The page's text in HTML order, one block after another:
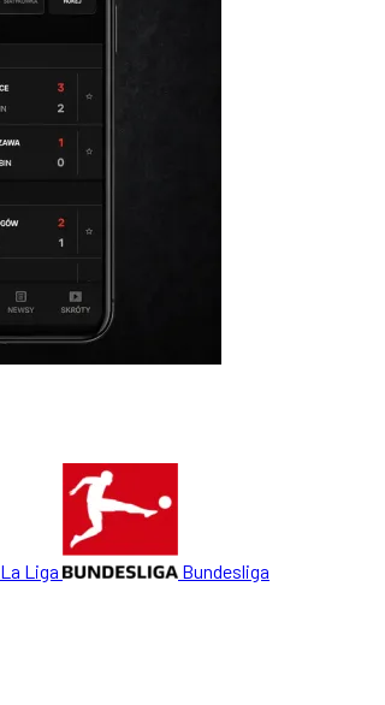
La Liga Bundesliga